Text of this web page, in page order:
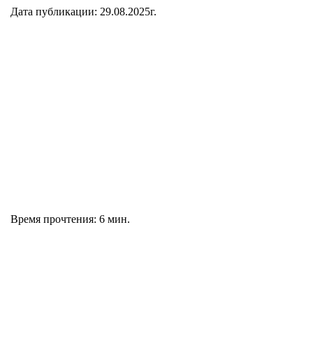
Дата публикации: 29.08.2025г.
Время прочтения: 6 мин.